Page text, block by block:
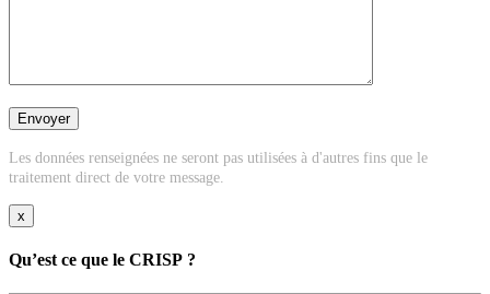
Les données renseignées ne seront pas utilisées à d'autres fins que le
traitement direct de votre message.
x
Qu’est ce que le CRISP ?